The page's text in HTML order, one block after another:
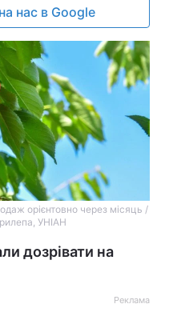
нас в Google
орієнтовно через місяць /
УНІАН
дозрівати на
Реклама